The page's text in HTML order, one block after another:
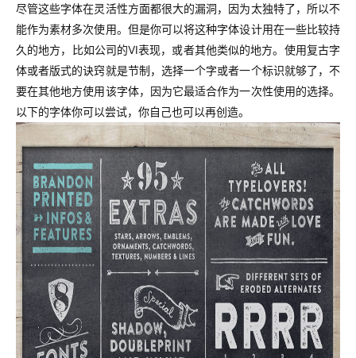
尽管这些字体在灵活性方面都很大的漏洞，因为太独特了，所以不
能作为素材多次使用。但是你可以将这种字体设计用在一些比较持
久的地方，比如公司的VI表现，或者其他类似的地方。使用复古字
体或者版式的诀窍就是节制，选择一个字或者一个标识就够了，不
要在其他地方使用该字体，因为它最适合作为一次性使用的选择。
以下的字体你可以尝试，你自己也可以再创造。